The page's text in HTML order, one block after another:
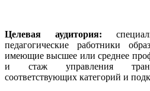
Целевая аудитория:
педагогические работники
имеющие высшее или среднее
и стаж управления
соответствующих категорий и